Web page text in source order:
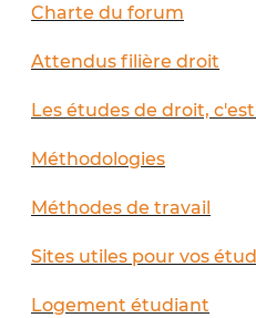
Charte du forum
Attendus filière droit
Les études de droit,
Méthodologies
Méthodes de travail
Sites utiles pour vos
Logement étudiant